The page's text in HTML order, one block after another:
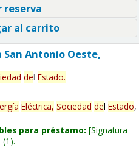
reserva
al carrito
Antonio Oeste,
del Estado.
Eléctrica, Sociedad del Estado,
para préstamo: Signatura
(1).